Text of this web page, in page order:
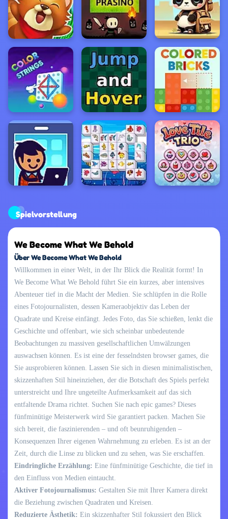
Spielvorstellung
We Become What We Behold
Über We Become What We Behold
Willkommen in einer Welt, in der Ihr Blick die Realität formt! In
We Become What We Behold führt Sie ein kurzes, aber intensives
Abenteuer tief in die Macht der Medien. Sie schlüpfen in die Rolle
eines Fotojournalisten, dessen Kameraobjektiv das Leben der
Quadrate und Kreise einfängt. Jedes Foto, das Sie schießen, lenkt die
Geschichte und offenbart, wie sich scheinbar unbedeutende
Beobachtungen zu massiven gesellschaftlichen Umwälzungen
auswachsen können. Es ist eine der fesselndsten browser games, die
Sie ausprobieren können. Lassen Sie sich in diesen minimalistischen,
skizzenhaften Stil hineinziehen, der die Botschaft des Spiels perfekt
unterstreicht und Ihre ungeteilte Aufmerksamkeit auf das sich
entfaltende Drama richtet. Suchen Sie nach epic games? Dieses
fünfminütige Meisterwerk wird Sie garantiert packen. Machen Sie
sich bereit, die faszinierenden – und oft beunruhigenden –
Konsequenzen Ihrer eigenen Wahrnehmung zu erleben. Es ist an der
Zeit, durch die Linse zu blicken und zu sehen, was Sie erschaffen.
Eindringliche Erzählung: Eine fünfminütige Geschichte, die tief in
den Einfluss von Medien eintaucht.
Aktiver Fotojournalismus: Gestalten Sie mit Ihrer Kamera direkt
die Beziehung zwischen Quadraten und Kreisen.
Reduzierte Ästhetik: Ein skizzenhafter Stil fokussiert den Blick